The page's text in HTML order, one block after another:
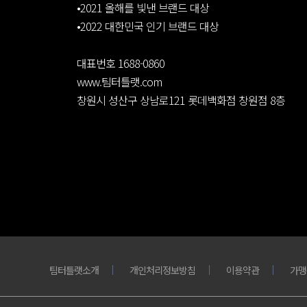
•2021 올해를 빛낸 브랜드 대상
•2022 대한민국 인기 브랜드 대상
대표번호 1688-0860
www.팀터틀랫.com
창원시 성산구 상남로121 롯데백화점 창원점 8층
팀터틀랫소개 개인처리정보방침 이용약관 가